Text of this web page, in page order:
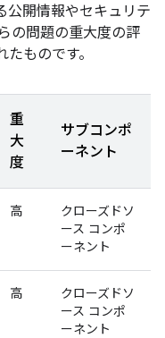
公開情報やセキュリテ
の問題の重大度の評
ものです。
重
大
度
サブコンポ
ーネント
高
クローズドソ
ース コンポ
ーネント
高
クローズドソ
ース コンポ
ーネント